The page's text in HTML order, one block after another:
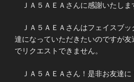
ＪＡ５ＡＥＡさんに感謝いたしま
ＪＡ５ＡＥＡさんはフェイスブッ
達になっていただきたいのですが
でリクエストできません。
ＪＡ５ＡＥＡさん！是非お友達に